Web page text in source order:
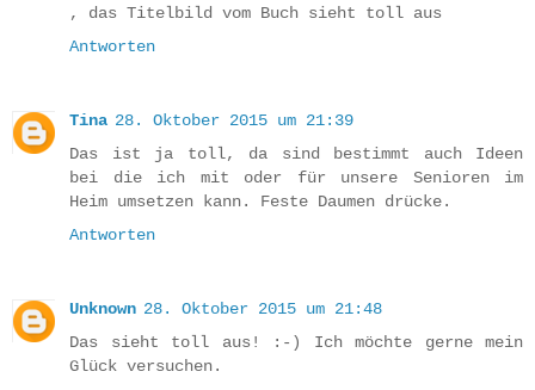
, das Titelbild vom Buch sieht toll aus
Antworten
Tina 28. Oktober 2015 um 21:39
Das ist ja toll, da sind bestimmt auch Ideen
bei die ich mit oder für unsere Senioren im
Heim umsetzen kann. Feste Daumen drücke.
Antworten
Unknown 28. Oktober 2015 um 21:48
Das sieht toll aus! :-) Ich möchte gerne mein
Glück versuchen.